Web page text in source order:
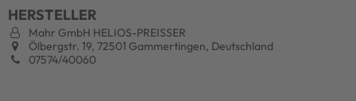
HERSTELLER
Mahr GmbH HELIOS-PREISSER
Ölbergstr. 19, 72501 Gammertingen, Deutschland
07574/40060